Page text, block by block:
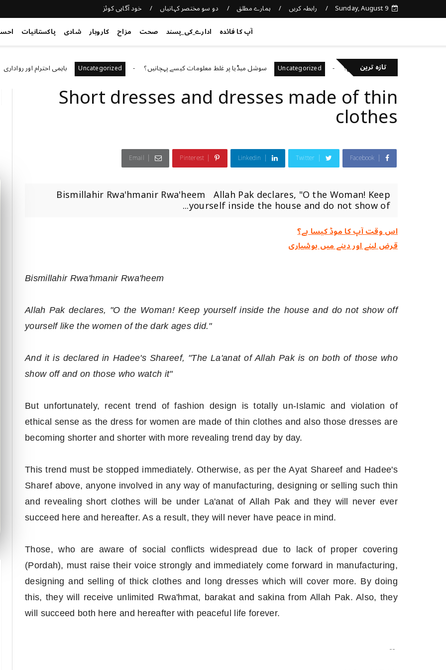
Sunday, August 9 رابطہ کریں ہمارے مطلق دو سو مختصر کہانیاں خود آگاہی کوئز
آپ کا فائدہ ادارے_کی_پسند صحت مزاح کاروبار شادی پاکستانیات
تازہ ترین
صحت کا خیال رکھتے ہیں؟ Uncategorized سوشل میڈیا پر غلط معلومات کیسے پہچانیں؟ Uncategorized باہمی احترام اور رواداری
Short dresses and dresses made of thin
clothes
Facebook
Twitter
Linkedin
Pinterest
Email
Bismillahir Rwa'hmanir Rwa'heem Allah Pak declares, "O the Woman! Keep
yourself inside the house and do not show of...
اس وقت آپ کا موڈ کیسا ہے؟
قرض لینے اور دینے میں ہوشیاری
Bismillahir Rwa'hmanir Rwa'heem
Allah Pak declares, "O the Woman! Keep yourself inside the house and do not show off
yourself like the women of the dark ages did."
And it is declared in Hadee's Shareef, "The La'anat of Allah Pak is on both of those who
show off and on those who watch it"
But unfortunately, recent trend of fashion design is totally un-Islamic and violation of
ethical sense as the dress for women are made of thin clothes and also those dresses are
becoming shorter and shorter with more revealing trend day by day.
This trend must be stopped immediately. Otherwise, as per the Ayat Shareef and Hadee's
Sharef above, anyone involved in any way of manufacturing, designing or selling such thin
and revealing short clothes will be under La'anat of Allah Pak and they will never ever
succeed here and hereafter. As a result, they will never have peace in mind.
Those, who are aware of social conflicts widespread due to lack of proper covering
(Pordah), must raise their voice strongly and immediately come forward in manufacturing,
designing and selling of thick clothes and long dresses which will cover more. By doing
this, they will receive unlimited Rwa'hmat, barakat and sakina from Allah Pak. Also, they
will succeed both here and hereafter with peaceful life forever.
--